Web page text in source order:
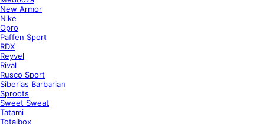
New Armor
Nike
Opro
Paffen Sport
RDX
Reyvel
Rival
Rusco Sport
Siberias Barbarian
Sproots
Sweet Sweat
Tatami
Totalbox